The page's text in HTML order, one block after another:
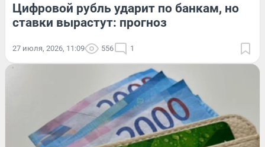
Цифровой рубль ударит по банкам, но
ставки вырастут: прогноз
27 июля, 2026, 11:09 556 1